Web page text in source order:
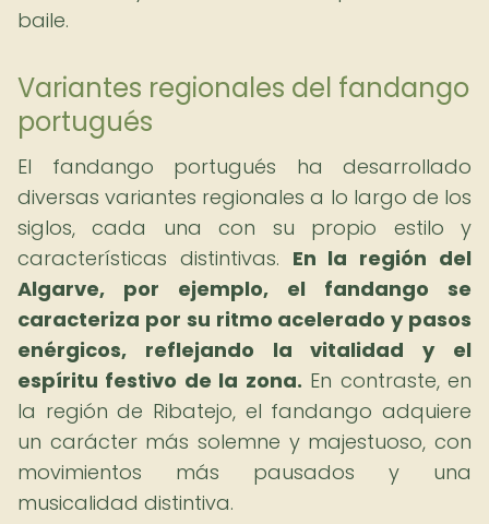
baile.
Variantes regionales del fandango
portugués
El fandango portugués ha desarrollado
diversas variantes regionales a lo largo de los
siglos, cada una con su propio estilo y
características distintivas. En la región del
Algarve, por ejemplo, el fandango se
caracteriza por su ritmo acelerado y pasos
enérgicos, reflejando la vitalidad y el
espíritu festivo de la zona. En contraste, en
la región de Ribatejo, el fandango adquiere
un carácter más solemne y majestuoso, con
movimientos más pausados y una
musicalidad distintiva.